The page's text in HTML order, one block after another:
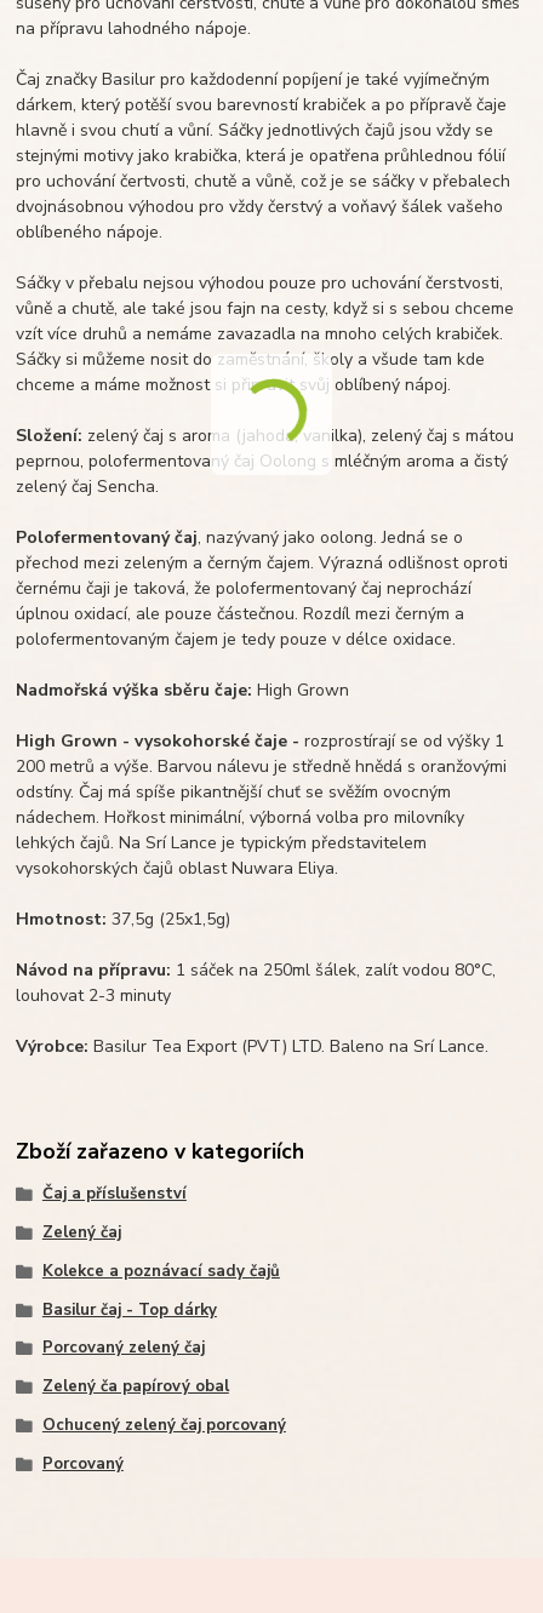
na přípravu lahodného nápoje.
Čaj značky Basilur pro každodenní popíjení je také vyjímečným
dárkem, který potěší svou barevností krabiček a po přípravě čaje
hlavně i svou chutí a vůní. Sáčky jednotlivých čajů jsou vždy se
stejnými motivy jako krabička, která je opatřena průhlednou fólií
pro uchování čertvosti, chutě a vůně, což je se sáčky v přebalech
dvojnásobnou výhodou pro vždy čerstvý a voňavý šálek vašeho
oblíbeného nápoje.
Sáčky v přebalu nejsou výhodou pouze pro uchování čerstvosti,
vůně a chutě, ale také jsou fajn na cesty, když si s sebou chceme
vzít více druhů a nemáme zavazadla na mnoho celých krabiček.
Sáčky si můžeme nosit do zaměstnání, školy a všude tam kde
chceme a máme možnost si připravit svůj oblíbený nápoj.
Složení: zelený čaj s aroma (jahoda, vanilka), zelený čaj s mátou
peprnou, polofermentovaný čaj Oolong s mléčným aroma a čistý
zelený čaj Sencha.
Polofermentovaný čaj, nazývaný jako oolong. Jedná se o
přechod mezi zeleným a černým čajem. Výrazná odlišnost oproti
černému čaji je taková, že polofermentovaný čaj neprochází
úplnou oxidací, ale pouze částečnou. Rozdíl mezi černým a
polofermentovaným čajem je tedy pouze v délce oxidace.
Nadmořská výška sběru čaje: High Grown
High Grown - vysokohorské čaje -rozprostírají se od výšky 1
200 metrů a výše. Barvou nálevu je středně hnědá s oranžovými
odstíny. Čaj má spíše pikantnější chuť se svěžím ovocným
nádechem. Hořkost minimální, výborná volba pro milovníky
lehkých čajů. Na Srí Lance je typickým představitelem
vysokohorských čajů oblast Nuwara Eliya.
Hmotnost: 37,5g (25x1,5g)
Návod na přípravu: 1 sáček na 250ml šálek, zalít vodou 80°C,
louhovat 2-3 minuty
Výrobce: Basilur Tea Export (PVT) LTD. Baleno na Srí Lance.
Zboží zařazeno v kategoriích
Čaj a příslušenství
Zelený čaj
Kolekce a poznávací sady čajů
Basilur čaj - Top dárky
Porcovaný zelený čaj
Zelený ča papírový obal
Ochucený zelený čaj porcovaný
Porcovaný